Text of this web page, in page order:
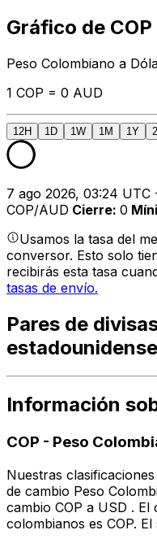
Gráfico de COP
Peso Colombiano a
1 COP = 0 AUD
12H 1D 1W 1M 1Y
7 ago 2026, 03:24
COP/AUD Cierre: 0
Usamos la tasa del
conversor. Esto solo
recibirás esta tasa
tasas de envío.
Pares de
Información
COP - Peso
Nuestras
de cambio Peso
cambio COP a USD . El
colombianos es COP.